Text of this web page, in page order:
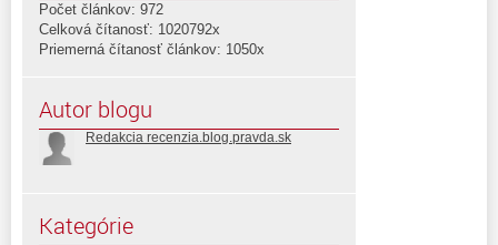
Počet článkov: 972
Celková čítanosť: 1020792x
Priemerná čítanosť článkov: 1050x
Autor blogu
Redakcia recenzia.blog.pravda.sk
Kategórie